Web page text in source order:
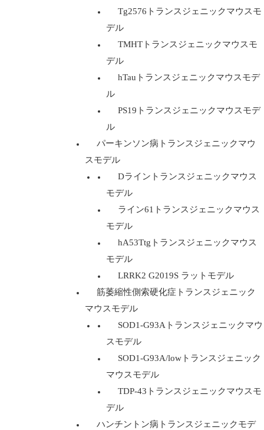
Tg2576トランスジェニックマウスモ
デル
TMHTトランスジェニックマウスモ
デル
hTauトランスジェニックマウスモデ
ル
PS19トランスジェニックマウスモデ
ル
パーキンソン病トランスジェニックマウ
スモデル
Dライントランスジェニックマウス
モデル
ライン61トランスジェニックマウス
モデル
hA53Ttgトランスジェニックマウス
モデル
LRRK2 G2019S ラットモデル
筋萎縮性側索硬化症トランスジェニック
マウスモデル
SOD1-G93Aトランスジェニックマウ
スモデル
SOD1-G93A/lowトランスジェニック
マウスモデル
TDP-43トランスジェニックマウスモ
デル
ハンチントン病トランスジェニックモデ